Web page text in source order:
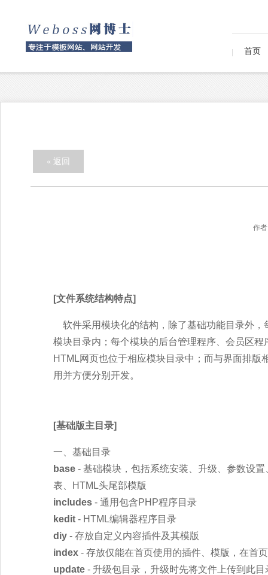
首页
« 返回
作
[文件系统结构特点]
软件采用模块化的结构，除了基础功能目录外，
模块目录内；每个模块的后台管理程序、会员区
HTML网页也位于相应模块目录中；而与界面排
用并方便分别开发。
[基础版主目录]
一、基础目录
base - 基础模块，包括系统安装、升级、参数设
表、HTML头尾部模版
includes - 通用包含PHP程序目录
kedit - HTML编辑器程序目录
diy - 存放自定义内容插件及其模版
index - 存放仅能在首页使用的插件、模版，在首
update - 升级包目录，升级时先将文件上传到此目